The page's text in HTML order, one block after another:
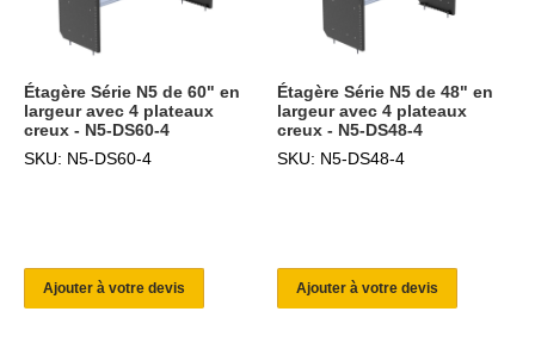
Étagère Série N5 de 60" en
largeur avec 4 plateaux
creux - N5-DS60-4
SKU: N5-DS60-4
Ajouter à votre devis
Étagère Série N5 de 48" en
largeur avec 4 plateaux
creux - N5-DS48-4
SKU: N5-DS48-4
Ajouter à votre devis